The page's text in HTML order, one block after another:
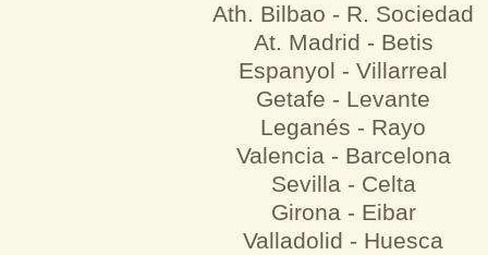
Ath. Bilbao - R. Sociedad
At. Madrid - Betis
Espanyol - Villarreal
Getafe - Levante
Leganés - Rayo
Valencia - Barcelona
Sevilla - Celta
Girona - Eibar
Valladolid - Huesca